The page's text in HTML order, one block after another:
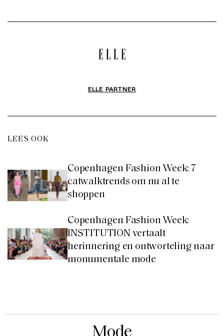
ELLE PARTNER
LEES OOK
Copenhagen Fashion Week: 7
catwalktrends om nu al te
shoppen
Copenhagen Fashion Week:
INSTITUTION vertaalt
herinnering en ontworteling naar
monumentale mode
Mode